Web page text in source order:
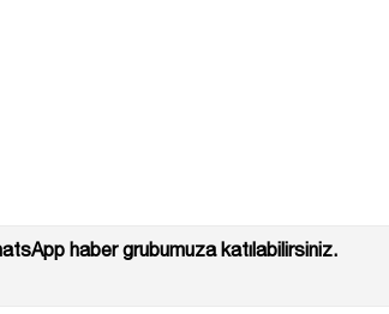
haber grubumuza katılabilirsiniz.